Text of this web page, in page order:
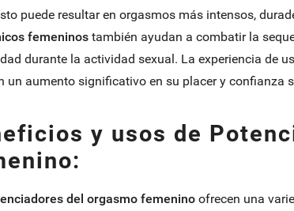
puede resultar en orgasmos más intensos,
femeninostambién ayudan a combatir la
durante la actividad sexual. La experiencia de
un aumento significativo en su placer y confianza
y usos de
del orgasmo femeninoofrecen una